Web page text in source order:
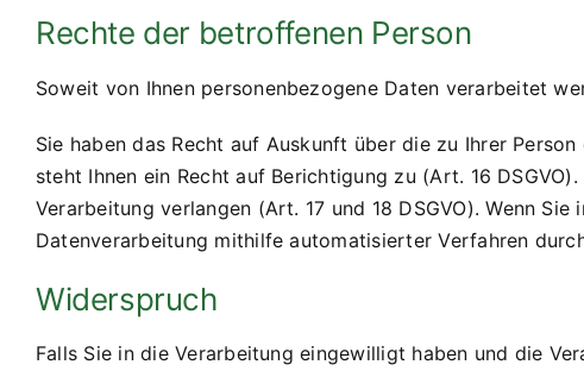
Rechte der betroffenen Person
Soweit von Ihnen personenbezogene Daten verarbeitet
Sie haben das Recht auf Auskunft über die zu Ihrer
steht Ihnen ein Recht auf Berichtigung zu (Art. 16
Verarbeitung verlangen (Art. 17 und 18 DSGVO). Wenn
Datenverarbeitung mithilfe automatisierter Verfahren
Widerspruch
Falls Sie in die Verarbeitung eingewilligt haben und die